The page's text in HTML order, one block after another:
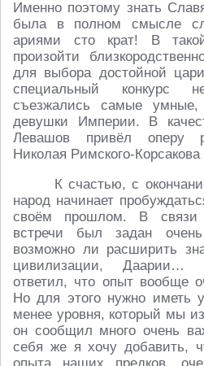
Именно поэтому знать
была в полном смысле
ариями сто крат! В
произойти
для выбора достойной
специальный конкурс
съезжались самые
девушки Империи. В
Левашов привёл оперу
Николая Римского-
К счастью, с
народ начинает
своём прошлом. В связи
встречи был задан
возможно ли расширить
цивилизации, Даарии…
ответил, что опыт вообще
Но для этого нужно иметь
менее уровня, который мы
он сообщил много очень
себя же я хочу добавить,